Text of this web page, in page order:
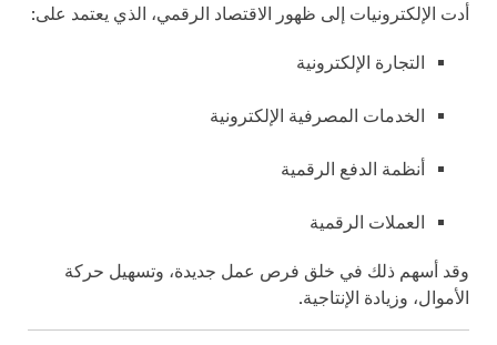
أدت الإلكترونيات إلى ظهور الاقتصاد الرقمي، الذي يعتمد على:
التجارة الإلكترونية
الخدمات المصرفية الإلكترونية
أنظمة الدفع الرقمية
العملات الرقمية
وقد أسهم ذلك في خلق فرص عمل جديدة، وتسهيل حركة
الأموال، وزيادة الإنتاجية.